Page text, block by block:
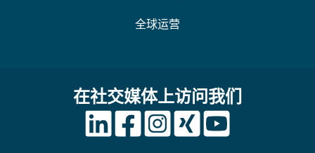
全球运营
在社交媒体上访问我们